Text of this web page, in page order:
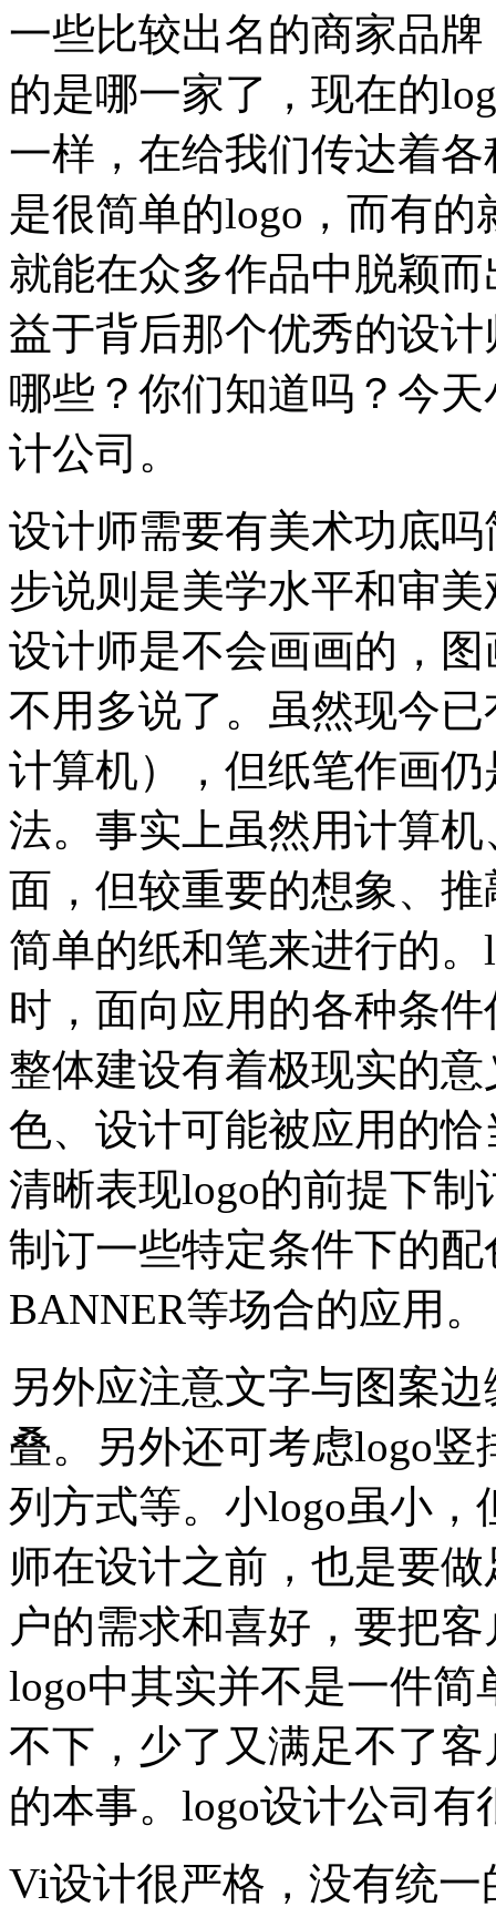
一些比较出名的商家品
的是哪一家了，现在的
一样，在给我们传达着
是很简单的logo，而有
就能在众多作品中脱颖
益于背后那个优秀的设
哪些？你们知道吗？今
计公司。
设计师需要有美术功底
步说则是美学水平和审
设计师是不会画画的，
不用多说了。虽然现今
计算机），但纸笔作画
法。事实上虽然用计算
面，但较重要的想象、
简单的纸和笔来进行的
时，面向应用的各种条
整体建设有着极现实的
色、设计可能被应用的
清晰表现logo的前提下制
制订一些特定条件下的
BANNER等场合的应用。
另外应注意文字与图案
叠。另外还可考虑logo
列方式等。小logo虽小
师在设计之前，也是要
户的需求和喜好，要把
logo中其实并不是一件
不下，少了又满足不了
的本事。logo设计公司
Vi设计很严格，没有统